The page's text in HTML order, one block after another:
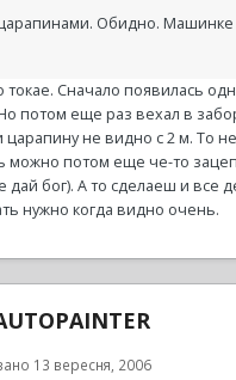
Обидно. Машинке
Сначало появилась
потом еще раз вехал в
не видно с 2 м. То
можно потом еще че-то
дай бог). А то сделаеш и все
нужно когда видно очень.
13 вересня, 2006